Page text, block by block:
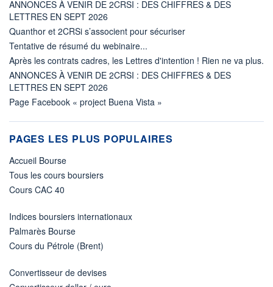
ANNONCES À VENIR DE 2CRSI : DES CHIFFRES & DES
LETTRES EN SEPT 2026
Quanthor et 2CRSi s’associent pour sécuriser
Tentative de résumé du webinaire...
Après les contrats cadres, les Lettres d'intention ! Rien ne va plus.
ANNONCES À VENIR DE 2CRSI : DES CHIFFRES & DES
LETTRES EN SEPT 2026
Page Facebook « project Buena Vista »
PAGES LES PLUS POPULAIRES
Accueil Bourse
Tous les cours boursiers
Cours CAC 40
Indices boursiers internationaux
Palmarès Bourse
Cours du Pétrole (Brent)
Convertisseur de devises